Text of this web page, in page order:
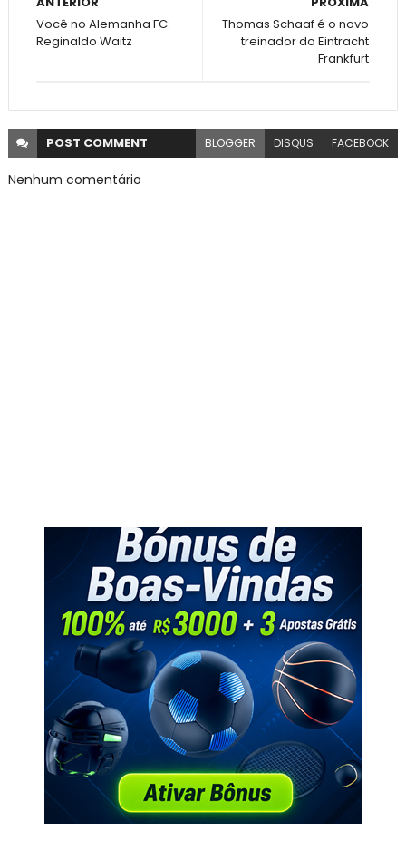
Thomas Schaaf é o novo
treinador do Eintracht
Frankfurt
Você no Alemanha FC:
Reginaldo Waitz
POST COMMENT BLOGGER DISQUS FACEBOOK
Nenhum comentário